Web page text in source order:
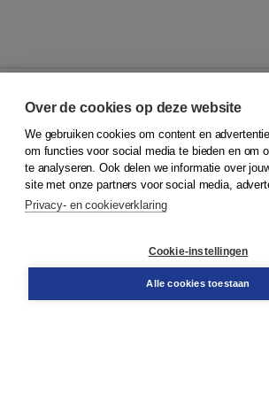
© 2026Koninklijke Boom uitgevers
Klantenservice
Service & informatie
Contact
Over de cookies op deze website
We gebruiken cookies om content en
om functies voor social media te bieden en om
te analyseren. Ook delen we informatie over
site met onze partners voor social media,
Privacy- en cookieverklaring
Cookie-instellingen
Alle cookies toestaan